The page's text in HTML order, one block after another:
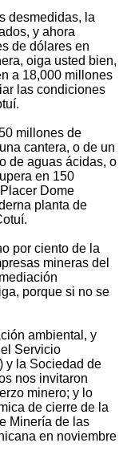
desmedidas, la
y ahora
de dólares en
oiga usted bien,
a 18,000 millones
las condiciones
millones de
cantera, o de un
de aguas ácidas, o
en 150
Dome
planta de
por ciento de la
mineras del
porque si no se
ambiental, y
Servicio
y la Sociedad de
nos invitaron
minero; y lo
de cierre de la
Minería de las
en noviembre